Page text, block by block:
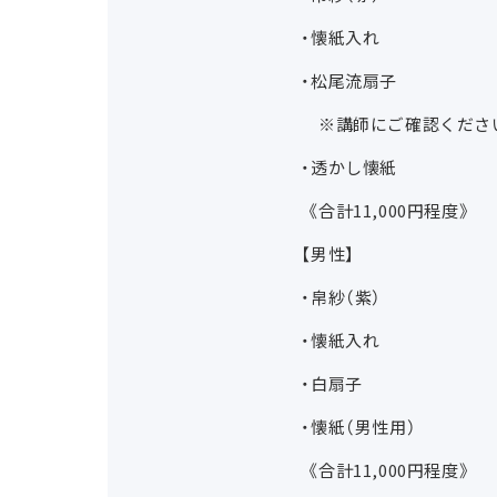
・懐紙入れ
・松尾流扇子
※講師にご確認くださ
・透かし懐紙
《合計11,000円程度》
【男性】
・帛紗（紫）
・懐紙入れ
・白扇子
・懐紙（男性用）
《合計11,000円程度》